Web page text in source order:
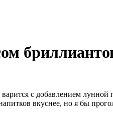
с добавлением
вкуснее, но я бы